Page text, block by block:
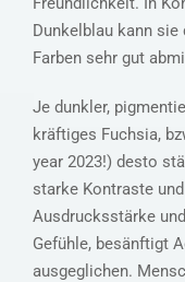
Dunkelblau kann
Farben sehr gut
Je dunkler,
kräftiges Fuchsia,
year 2023!) desto
starke Kontraste
Ausdrucksstärke
Gefühle, besänftigt
ausgeglichen.